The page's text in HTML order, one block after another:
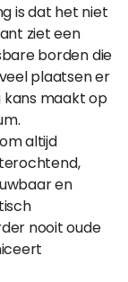
is dat het niet
ziet een
borden die
plaatsen er
kans maakt op
altijd
en
nooit oude